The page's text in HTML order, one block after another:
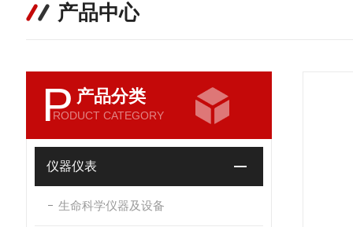
产品中心
P 产品分类
RODUCT CATEGORY
仪器仪表
生命科学仪器及设备